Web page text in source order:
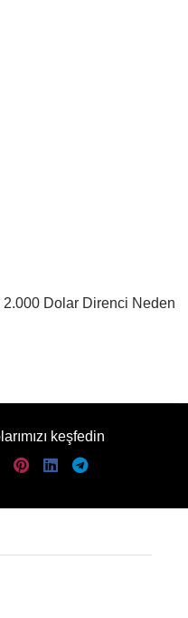
Dolar Direnci Neden
keşfedin